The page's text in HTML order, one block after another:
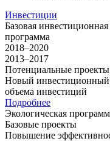
Инвестиции
Базовая инвестиционная
программа
2018–2020
2013–2017
Потенциальные проекты
Новый инвестиционный
объема инвестиций
Подробнее
Экологическая
Базовые проекты
Повышение